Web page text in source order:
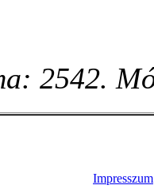
2542.
Impresszum